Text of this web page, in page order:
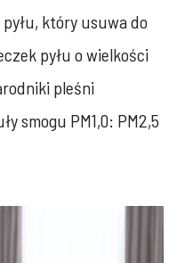
który usuwa do
pyłu o wielkości
pleśni
smogu PM1,0: PM2,5